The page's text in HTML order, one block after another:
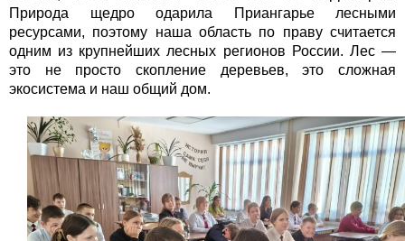
Природа щедро одарила Приангарье лесными
ресурсами, поэтому наша область по праву считается
одним из крупнейших лесных регионов России. Лес —
это не просто скопление деревьев, это сложная
экосистема и наш общий дом.